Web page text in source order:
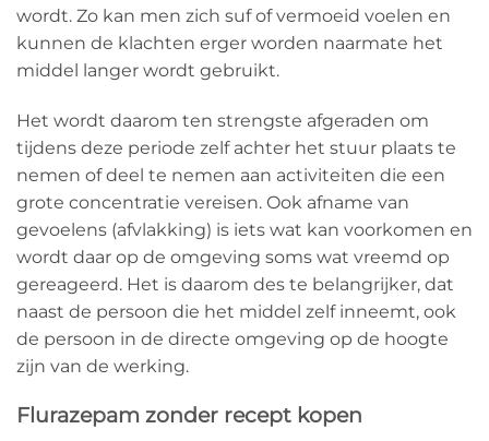
wordt. Zo kan men zich suf of vermoeid voelen en
kunnen de klachten erger worden naarmate het
middel langer wordt gebruikt.
Het wordt daarom ten strengste afgeraden om
tijdens deze periode zelf achter het stuur plaats te
nemen of deel te nemen aan activiteiten die een
grote concentratie vereisen. Ook afname van
gevoelens (afvlakking) is iets wat kan voorkomen en
wordt daar op de omgeving soms wat vreemd op
gereageerd. Het is daarom des te belangrijker, dat
naast de persoon die het middel zelf inneemt, ook
de persoon in de directe omgeving op de hoogte
zijn van de werking.
Flurazepam zonder recept kopen